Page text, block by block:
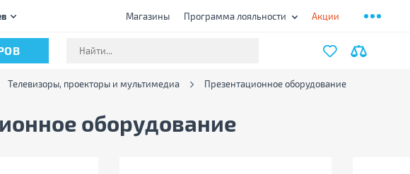
Магазины Программа лояльности Акции
Телевизоры, проекторы и мультимедиа Презентационное оборудование
оборудование